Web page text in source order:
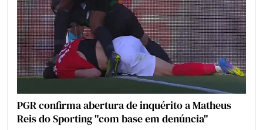
PGR confirma abertura de inquérito a Matheus
Reis do Sporting "com base em denúncia"